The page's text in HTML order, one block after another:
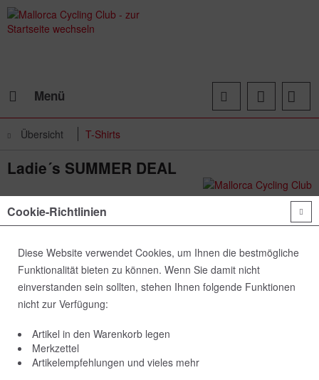
Menü
Übersicht T-Shirts
Ladie´s SUMMER DEAL
Cookie-Richtlinien
Diese Website verwendet Cookies, um Ihnen die bestmögliche
Funktionalität bieten zu können. Wenn Sie damit nicht
einverstanden sein sollten, stehen Ihnen folgende Funktionen
nicht zur Verfügung:
Artikel in den Warenkorb legen
Merkzettel
Artikelempfehlungen und vieles mehr